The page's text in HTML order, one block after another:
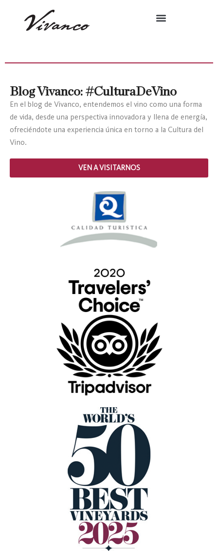
Blog Vivanco: #CulturaDeVino
En el blog de Vivanco, entendemos el vino como una forma
de vida, desde una perspectiva innovadora y llena de energía,
ofreciéndote una experiencia única en torno a la Cultura del
Vino.
VEN A VISITARNOS